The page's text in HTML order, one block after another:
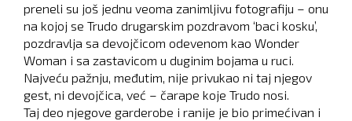
preneli su još jednu veoma zanimljivu fotografiju – onu
na kojoj se Trudo drugarskim pozdravom ‘baci kosku’,
pozdravlja sa devojčicom odevenom kao Wonder
Woman i sa zastavicom u duginim bojama u ruci.
Najveću pažnju, međutim, nije privukao ni taj njegov
gest, ni devojčica, već – čarape koje Trudo nosi.
Taj deo njegove garderobe i ranije je bio primećivan i